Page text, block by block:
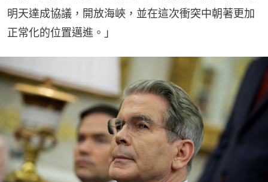
明天達成協議，開放海峽，並在這次衝突中朝著更加
正常化的位置邁進。」